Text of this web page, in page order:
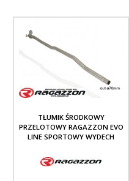
TŁUMIK ŚRODKOWY
PRZELOTOWY RAGAZZON EVO
LINE SPORTOWY WYDECH